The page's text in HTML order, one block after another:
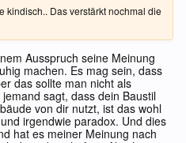
kindisch.. Das verstärkt nochmal die
Ausspruch seine Meinung
machen. Es mag sein, dass
das sollte man nicht als
sagt, dass dein Baustil
von dir nutzt, ist das wohl
irgendwie paradox. Und dies
hat es meiner Meinung nach